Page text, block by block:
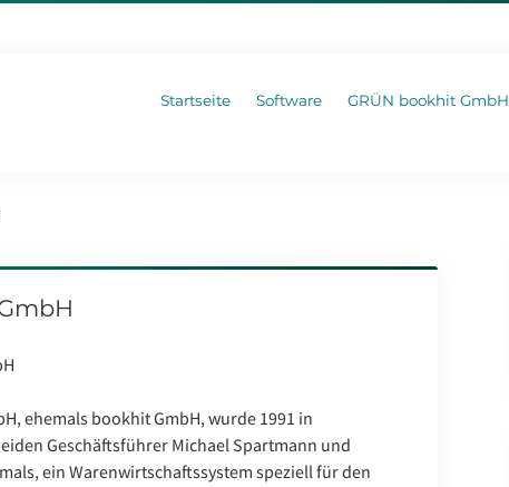
Startseite Software GRÜN bookhit GmbH
ehemals bookhit GmbH, wurde 1991 in
Geschäftsführer Michael Spartmann und
ein Warenwirtschaftssystem speziell für den